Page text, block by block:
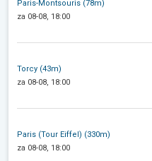
Paris-Montsouris (78m)
za 08-08, 18:00
Torcy (43m)
za 08-08, 18:00
Paris (Tour Eiffel) (330m)
za 08-08, 18:00